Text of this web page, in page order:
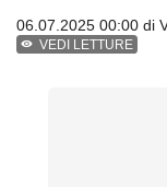
06.07.2025 00:00 di
VEDI LETTURE